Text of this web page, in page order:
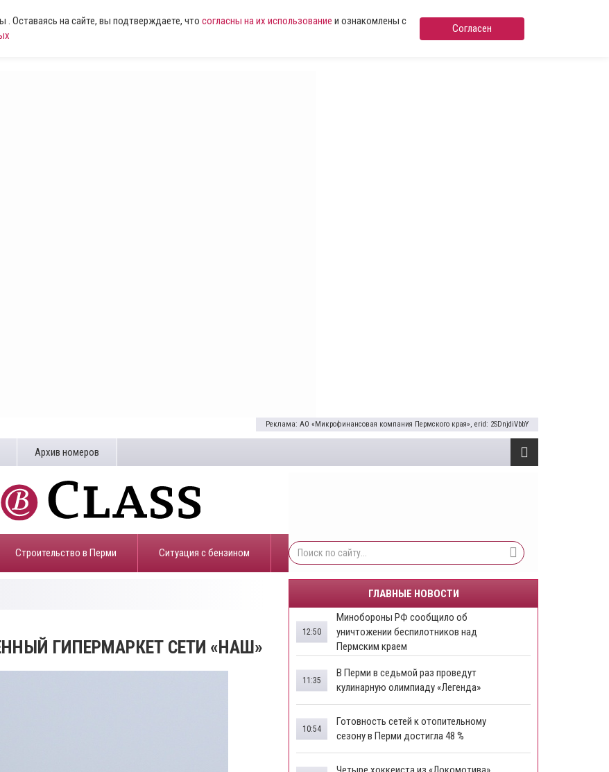
Оставаясь на сайте, вы подтверждаете, что согласны на их использование и ознакомлены с
Согласен
Реклама: АО «Микрофинансовая компания Пермского края», erid: 2SDnjdiVbbY
Архив номеров
Строительство в Перми ​Ситуация с бензином
ГИПЕРМАРКЕТ СЕТИ «НАШ»
ГЛАВНЫЕ НОВОСТИ
Минобороны РФ сообщило об
уничтожении беспилотников над
Пермским краем
12:50
В Перми в седьмой раз проведут
кулинарную олимпиаду «Легенда»
11:35
Готовность сетей к отопительному
сезону в Перми достигла 48 %
10:54